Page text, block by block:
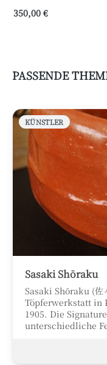
350,00 €
PASSENDE
KÜNSTLER
Sasaki Shōraku
Sasaki Shōraku (佐
Töpferwerkstatt in
1905. Die
unterschiedliche